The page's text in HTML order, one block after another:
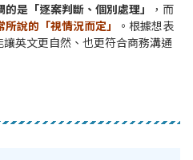
是「逐案判斷、個別處理」
，而
說的「視情況而定」
。根據想表
英文更自然、也更符合商務溝通